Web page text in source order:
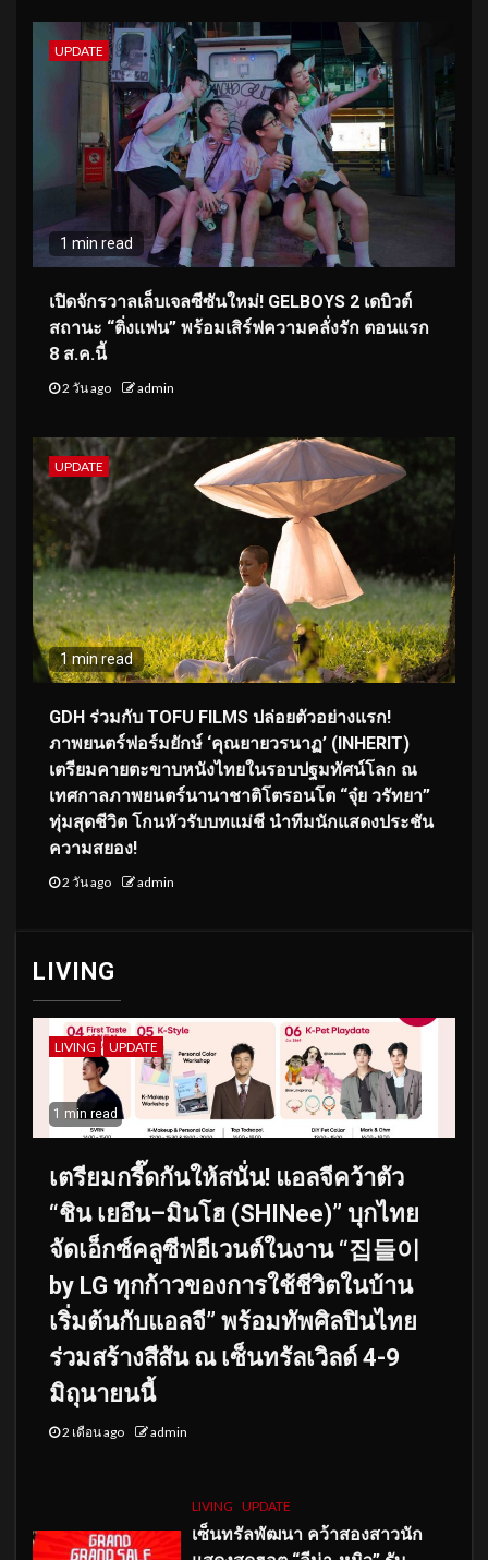
UPDATE
1 min read
เปิดจักรวาลเล็บเจลซีซันใหม่! GELBOYS 2 เดบิวต์
สถานะ “ติ่งแฟน” พร้อมเสิร์ฟความคลั่งรัก ตอนแรก
8 ส.ค.นี้
2 วัน ago admin
UPDATE
1 min read
GDH ร่วมกับ TOFU FILMS ปล่อยตัวอย่างแรก!
ภาพยนตร์ฟอร์มยักษ์ ‘คุณยายวรนาฏ’ (INHERIT)
เตรียมคายตะขาบหนังไทยในรอบปฐมทัศน์โลก ณ
เทศกาลภาพยนตร์นานาชาติโตรอนโต “จุ๋ย วรัทยา”
ทุ่มสุดชีวิต โกนหัวรับบทแม่ชี นำทีมนักแสดงประชัน
ความสยอง!
2 วัน ago admin
LIVING
LIVING UPDATE
1 min read
เตรียมกรี๊ดกันให้สนั่น! แอลจีคว้าตัว
“ชิน เยอึน–มินโฮ (SHINee)” บุกไทย
จัดเอ็กซ์คลูซีฟอีเวนต์ในงาน “집들이
by LG ทุกก้าวของการใช้ชีวิตในบ้าน
เริ่มต้นกับแอลจี” พร้อมทัพศิลปินไทย
ร่วมสร้างสีสัน ณ เซ็นทรัลเวิลด์ 4-9
มิถุนายนนี้
2 เดือน ago admin
LIVING UPDATE
เซ็นทรัลพัฒนา คว้าสองสาวนัก